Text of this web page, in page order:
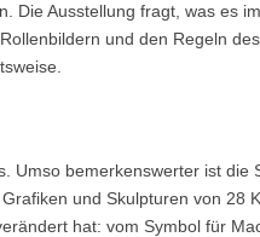
Die Ausstellung fragt, was es im
und den Regeln des
Umso bemerkenswerter ist die
und Skulpturen von 28
hat: vom Symbol für